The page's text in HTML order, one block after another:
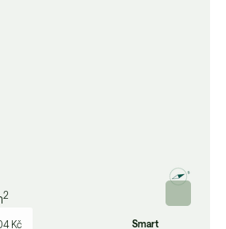
2
Kč Smart